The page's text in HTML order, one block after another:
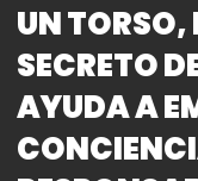
UN TORSO,
SECRETO
AYUDA A